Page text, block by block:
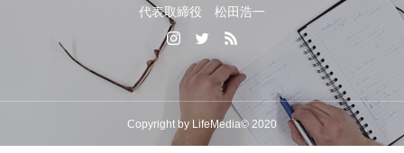
代表取締役 松田浩一
Copyright by LifeMedia© 2020